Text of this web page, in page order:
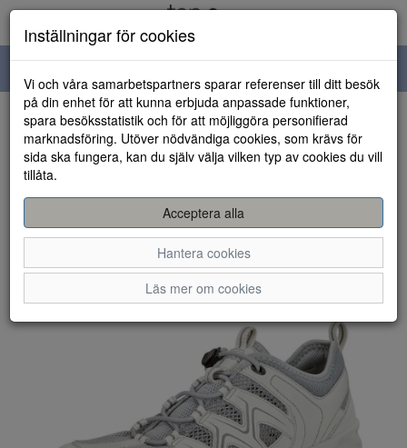
navigation
HEM
Inställningar för cookies
Vi och våra samarbetspartners sparar referenser till ditt besök
på din enhet för att kunna erbjuda anpassade funktioner,
spara besöksstatistik och för att möjliggöra personifierad
marknadsföring. Utöver nödvändiga cookies, som krävs för
sida ska fungera, kan du själv välja vilken typ av cookies du vill
tillåta.
Acceptera alla
Hantera cookies
Läs mer om cookies